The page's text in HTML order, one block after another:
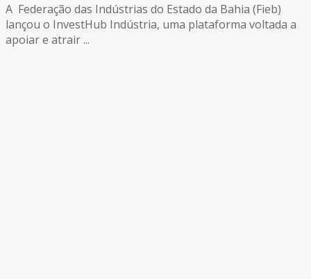
A Federação das Indústrias do Estado da Bahia (Fieb)
lançou o InvestHub Indústria, uma plataforma voltada a
apoiar e atrair ...